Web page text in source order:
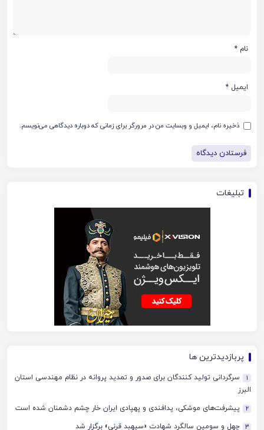
نام *
ایمیل *
ذخیره نام، ایمیل و وبسایت من در مرورگر برای زمانی که دوباره دیدگاهی می‌نویسم.
تبلیغات
پربازدیدترین ها
1
سرگردانی تولید کنندگان برای صدور و تمدید پروانه در نظام مهندسی استان
البرز
2 پیشرفت‌های موشکی، پدافندی و پهپادی ایران خار چشم دشمنان شده است
3 چهل‌ و سومین سالگرد شهادت «سپهبد قرنی» برگزار شد